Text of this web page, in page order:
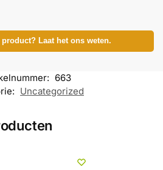
Laat het ons weten.
663
Uncategorized